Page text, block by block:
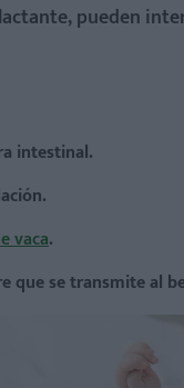
pueden
intestinal.
vaca.
que se transmite al